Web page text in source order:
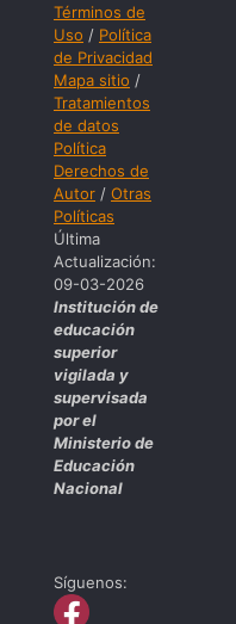
Términos de
Uso / Política
de Privacidad
Mapa sitio /
Tratamientos
de datos
Política
Derechos de
Autor / Otras
Políticas
Última
Actualización:
09-03-2026
Institución de
educación
superior
vigilada y
supervisada
por el
Ministerio de
Educación
Nacional
Síguenos: